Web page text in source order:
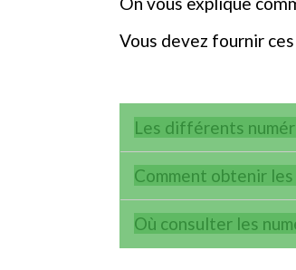
Vous devez fournir
Les différents
Comment obtenir
Où consulter les